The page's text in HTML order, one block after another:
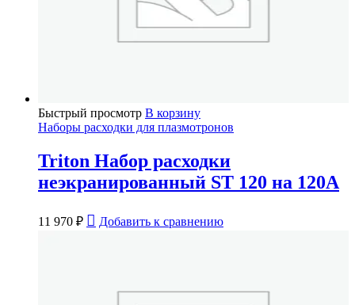
Быстрый просмотр В корзину
Наборы расходки для плазмотронов
Triton Набор расходки
неэкранированный ST 120 на 120А
11 970 ₽ Добавить к сравнению